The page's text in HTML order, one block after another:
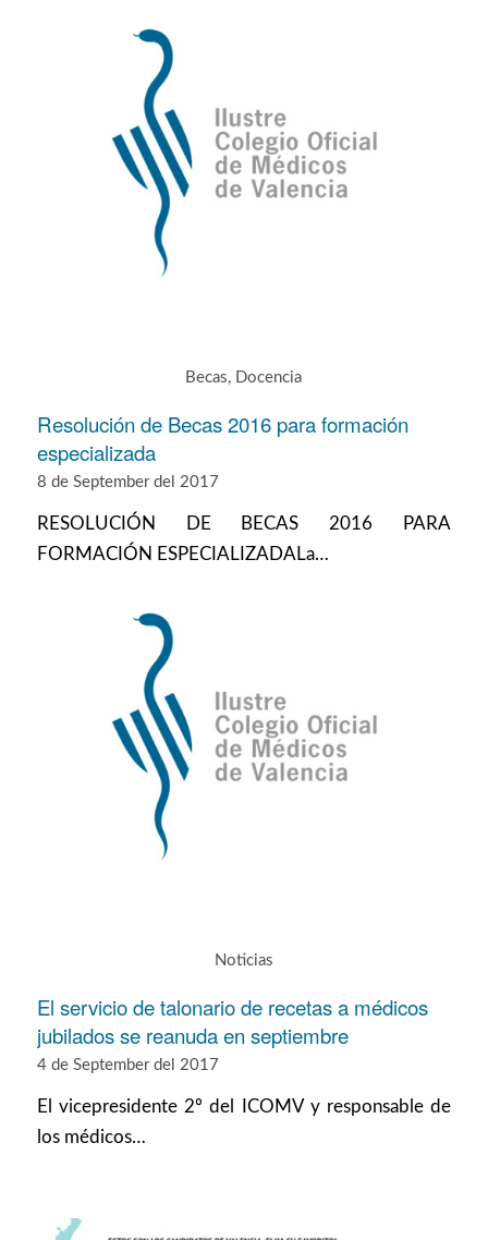
Becas, Docencia
Resolución de Becas 2016 para formación
especializada
8 de September del 2017
RESOLUCIÓN DE BECAS 2016 PARA
FORMACIÓN ESPECIALIZADALa…
Noticias
El servicio de talonario de recetas a médicos
jubilados se reanuda en septiembre
4 de September del 2017
El vicepresidente 2º del ICOMV y responsable de
los médicos…